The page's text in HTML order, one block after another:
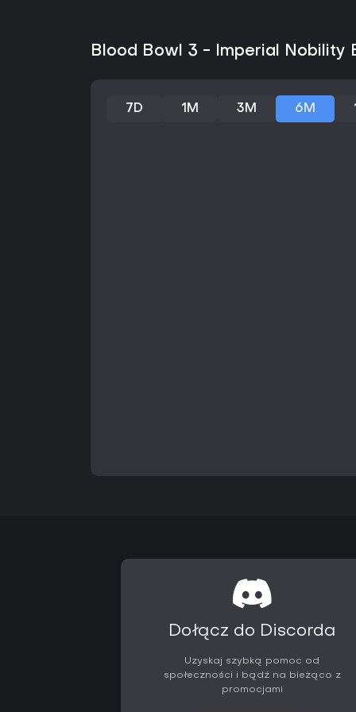
Blood Bowl 3 - Imperial Nobility
7D 1M 3M 6M
Dołącz do Discorda
Uzyskaj szybką pomoc od
społeczności i bądź na bieżąco z
promocjami